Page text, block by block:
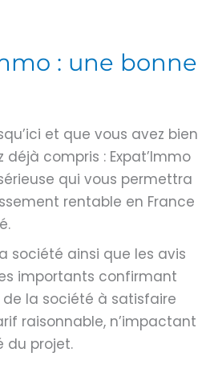
: une bonne
et que vous avez bien
déjà compris : Expat’Immo
qui vous permettra
rentable en France
société ainsi que les avis
importants confirmant
la société à satisfaire
raisonnable, n’impactant
du projet.